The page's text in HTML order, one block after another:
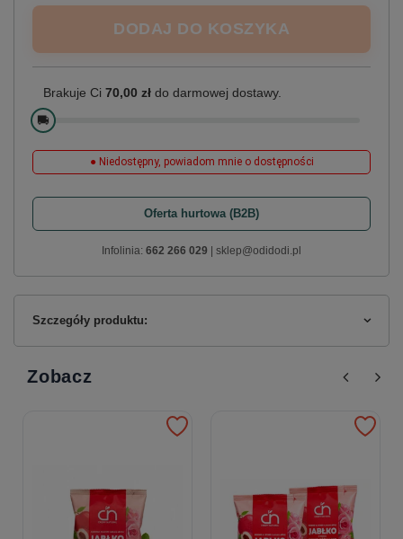
DODAJ DO KOSZYKA
Brakuje Ci 70,00 zł do darmowej dostawy.
🚚
● Niedostępny, powiadom mnie o dostępności
Oferta hurtowa (B2B)
Infolinia: 662 266 029 | sklep@odidodi.pl
Szczegóły produktu:
Zobacz